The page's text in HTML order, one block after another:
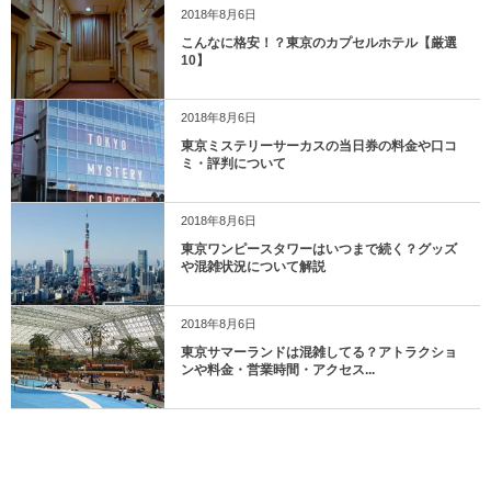
2018年8月6日
こんなに格安！？東京のカプセルホテル【厳選
10】
2018年8月6日
東京ミステリーサーカスの当日券の料金や口コ
ミ・評判について
2018年8月6日
東京ワンピースタワーはいつまで続く？グッズ
や混雑状況について解説
2018年8月6日
東京サマーランドは混雑してる？アトラクショ
ンや料金・営業時間・アクセス...